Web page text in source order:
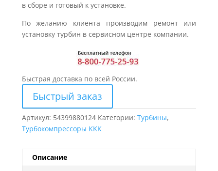
в сборе и готовый к установке.
По желанию клиента производим ремонт или
установку турбин в сервисном центре компании.
Быстрая доставка по всей России.
Быстрый заказ
Артикул: 54399880124 Категории: Турбины,
Турбокомпрессоры KKK
Описание